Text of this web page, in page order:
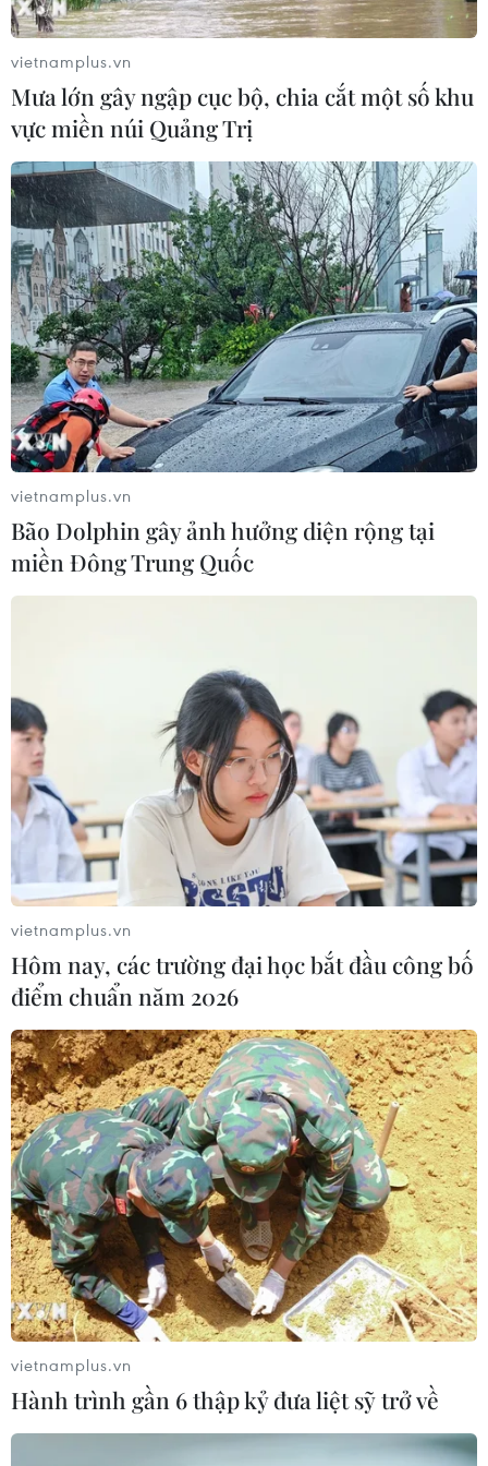
vietnamplus.vn
Mưa lớn gây ngập cục bộ, chia cắt một số khu
vực miền núi Quảng Trị
vietnamplus.vn
Bão Dolphin gây ảnh hưởng diện rộng tại
miền Đông Trung Quốc
vietnamplus.vn
Hôm nay, các trường đại học bắt đầu công bố
điểm chuẩn năm 2026
vietnamplus.vn
Hành trình gần 6 thập kỷ đưa liệt sỹ trở về